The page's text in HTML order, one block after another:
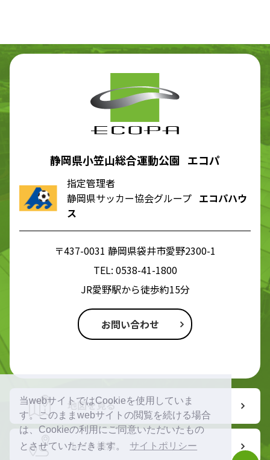
当webサイトではCookieを使用していま
す。このままwebサイトの閲覧を続ける場合
は、Cookieの利用にご同意いただいたもの
とさせていただきます。
サイトポリシー
静岡県小笠山総合運動公園 エコパ
指定管理者
静岡県サッカー協会グループ エコパハウ
ス
〒437-0031 静岡県袋井市愛野2300-1
TEL: 0538-41-1800
JR愛野駅から徒歩約15分
お問い合わせ
地図を見る
ルート検索